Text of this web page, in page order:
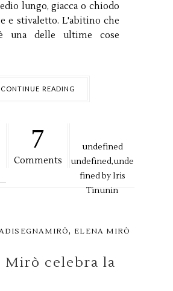
lungo, giacca o chiodo
e stivaletto. L'abitino che
una delle ultime cose
CONTINUE READING
7
Comments
undefined
undefined,unde
fined byIris
Tinunin
, ELENA MIRÒ
Mirò celebra la